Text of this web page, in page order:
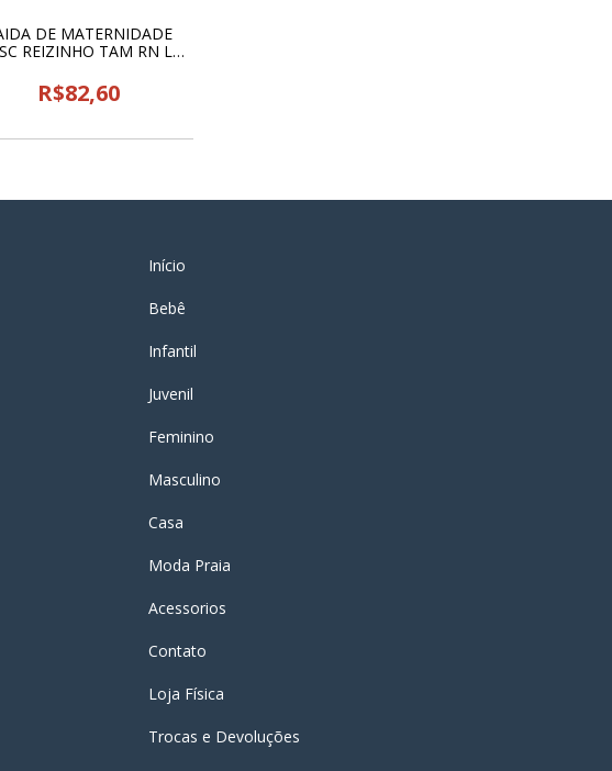
DE MATERNIDADE
REIZINHO TAM RN LA
R$82,60
Início
Bebê
Infantil
Juvenil
Feminino
Masculino
Casa
Moda Praia
Acessorios
Contato
Loja Física
Trocas e Devoluções